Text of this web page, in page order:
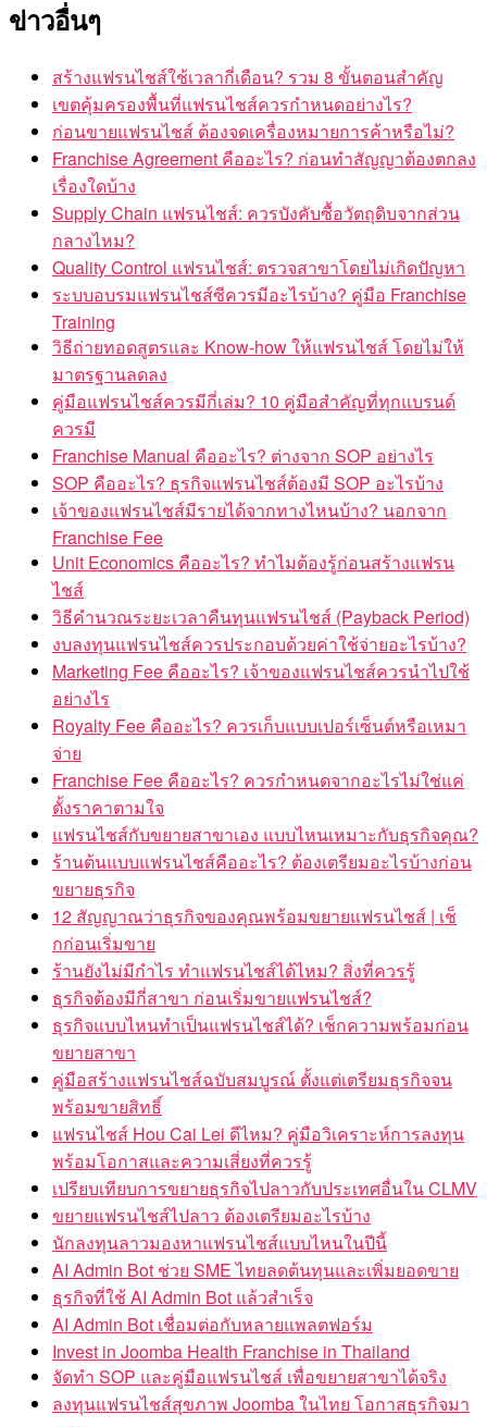
ข่าวอื่นๆ
สร้างแฟรนไชส์ใช้เวลากี่เดือน? รวม 8 ขั้นตอนสำคัญ
เขตคุ้มครองพื้นที่แฟรนไชส์ควรกำหนดอย่างไร?
ก่อนขายแฟรนไชส์ ต้องจดเครื่องหมายการค้าหรือไม่?
Franchise Agreement คืออะไร? ก่อนทำสัญญาต้องตกลง
เรื่องใดบ้าง
Supply Chain แฟรนไชส์: ควรบังคับซื้อวัตถุดิบจากส่วน
กลางไหม?
Quality Control แฟรนไชส์: ตรวจสาขาโดยไม่เกิดปัญหา
ระบบอบรมแฟรนไชส์ซีควรมีอะไรบ้าง? คู่มือ Franchise
Training
วิธีถ่ายทอดสูตรและ Know-how ให้แฟรนไชส์ โดยไม่ให้
มาตรฐานลดลง
คู่มือแฟรนไชส์ควรมีกี่เล่ม? 10 คู่มือสำคัญที่ทุกแบรนด์
ควรมี
Franchise Manual คืออะไร? ต่างจาก SOP อย่างไร
SOP คืออะไร? ธุรกิจแฟรนไชส์ต้องมี SOP อะไรบ้าง
เจ้าของแฟรนไชส์มีรายได้จากทางไหนบ้าง? นอกจาก
Franchise Fee
Unit Economics คืออะไร? ทำไมต้องรู้ก่อนสร้างแฟรน
ไชส์
วิธีคำนวณระยะเวลาคืนทุนแฟรนไชส์ (Payback Period)
งบลงทุนแฟรนไชส์ควรประกอบด้วยค่าใช้จ่ายอะไรบ้าง?
Marketing Fee คืออะไร? เจ้าของแฟรนไชส์ควรนำไปใช้
อย่างไร
Royalty Fee คืออะไร? ควรเก็บแบบเปอร์เซ็นต์หรือเหมา
จ่าย
Franchise Fee คืออะไร? ควรกำหนดจากอะไรไม่ใช่แค่
ตั้งราคาตามใจ
แฟรนไชส์กับขยายสาขาเอง แบบไหนเหมาะกับธุรกิจคุณ?
ร้านต้นแบบแฟรนไชส์คืออะไร? ต้องเตรียมอะไรบ้างก่อน
ขยายธุรกิจ
12 สัญญาณว่าธุรกิจของคุณพร้อมขยายแฟรนไชส์ | เช็
กก่อนเริ่มขาย
ร้านยังไม่มีกำไร ทำแฟรนไชส์ได้ไหม? สิ่งที่ควรรู้
ธุรกิจต้องมีกี่สาขา ก่อนเริ่มขายแฟรนไชส์?
ธุรกิจแบบไหนทำเป็นแฟรนไชส์ได้? เช็กความพร้อมก่อน
ขยายสาขา
คู่มือสร้างแฟรนไชส์ฉบับสมบูรณ์ ตั้งแต่เตรียมธุรกิจจน
พร้อมขายสิทธิ์
แฟรนไชส์ Hou Cai Lei ดีไหม? คู่มือวิเคราะห์การลงทุน
พร้อมโอกาสและความเสี่ยงที่ควรรู้
เปรียบเทียบการขยายธุรกิจไปลาวกับประเทศอื่นใน CLMV
ขยายแฟรนไชส์ไปลาว ต้องเตรียมอะไรบ้าง
นักลงทุนลาวมองหาแฟรนไชส์แบบไหนในปีนี้
AI Admin Bot ช่วย SME ไทยลดต้นทุนและเพิ่มยอดขาย
ธุรกิจที่ใช้ AI Admin Bot แล้วสำเร็จ
AI Admin Bot เชื่อมต่อกับหลายแพลตฟอร์ม
Invest in Joomba Health Franchise in Thailand
จัดทำ SOP และคู่มือแฟรนไชส์ เพื่อขยายสาขาได้จริง
ลงทุนแฟรนไชส์สุขภาพ Joomba ในไทย โอกาสธุรกิจมา